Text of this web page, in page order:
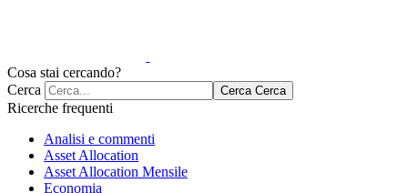
Cosa stai cercando?
Cerca
Cerca Cerca
Ricerche frequenti
Analisi e commenti
Asset Allocation
Asset Allocation Mensile
Economia